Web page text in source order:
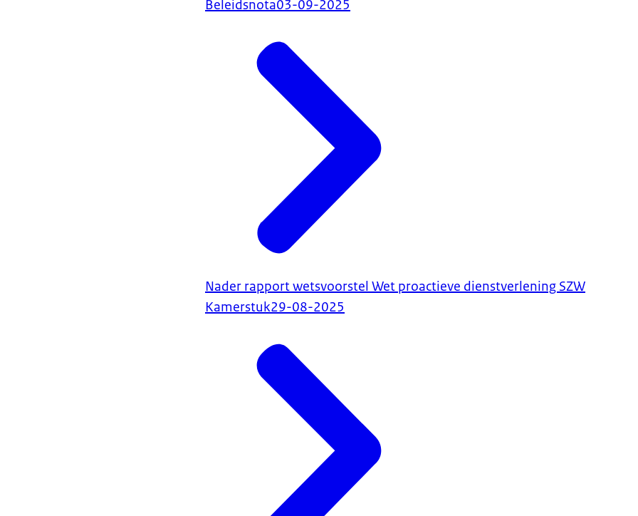
Beleidsnota03-09-2025
Nader rapport wetsvoorstel Wet proactieve dienstverlening SZW
Kamerstuk29-08-2025